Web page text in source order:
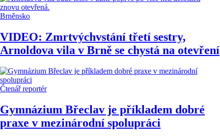
Brněnsko
VIDEO: Zmrtvýchvstání třetí sestry,
Arnoldova vila v Brně se chystá na otevření
Čtenář reportér
Gymnázium Břeclav je příkladem dobré
praxe v mezinárodní spolupráci